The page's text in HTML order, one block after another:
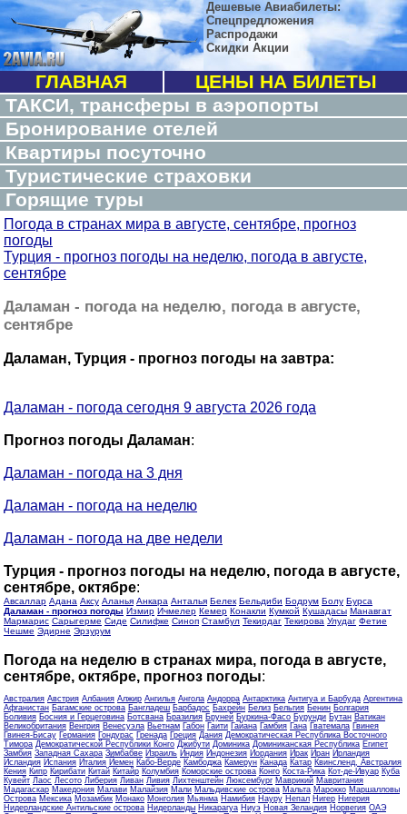
Дешевые Авиабилеты:
Спецпредложения
Распродажи
Скидки Акции
ГЛАВНАЯ
ЦЕНЫ НА БИЛЕТЫ
ТАКСИ, трансферы в аэропорты
Бронирование отелей
Квартиры посуточно
Туристические страховки
Горящие туры
Погода в странах мира в августе, сентябре, прогноз
погоды
Турция - прогноз погоды на неделю, погода в августе,
сентябре
Даламан - погода на неделю, погода в августе,
сентябре
Даламан, Турция - прогноз погоды на завтра:
Даламан - погода сегодня 9 августа 2026 года
Прогноз погоды Даламан:
Даламан - погода на 3 дня
Даламан - погода на неделю
Даламан - погода на две недели
Турция - прогноз погоды на неделю, погода в августе,
сентябре, октябре:
Авсаллар Адана Аксу Аланья Анкара Анталья Белек Бельдиби Бодрум Болу Бурса
Даламан - прогноз погоды Измир Ичмелер Кемер Конакли Кумкой Кушадасы Манавгат
Мармарис Сарыгерме Сиде Силифке Синоп Стамбул Текирдаг Текирова Улудаг Фетие
Чешме Эдирне Эрзурум
Погода на неделю в странах мира, погода в августе,
сентябре, октябре, прогноз погоды:
Австралия Австрия Албания Алжир Ангилья Ангола Андорра Антарктика Антигуа и Барбуда Аргентина
Афганистан Багамские острова Бангладеш Барбадос Бахрейн Белиз Бельгия Бенин Болгария
Боливия Босния и Герцеговина Ботсвана Бразилия Бруней Буркина-Фасо Бурунди Бутан Ватикан
Великобритания Венгрия Венесуэла Вьетнам Габон Гаити Гайана Гамбия Гана Гватемала Гвинея
Гвинея-Бисау Германия Гондурас Гренада Греция Дания Демократическая Республика Восточного
Тимора Демократической Республики Конго Джибути Доминика Доминиканская Республика Египет
Замбия Западная Сахара Зимбабве Израиль Индия Индонезия Иордания Ирак Иран Ирландия
Исландия Испания Италия Йемен Кабо-Верде Камбоджа Камерун Канада Катар Квинсленд, Австралия
Кения Кипр Кирибати Китай Китайр Колумбия Коморские острова Конго Коста-Рика Кот-де-Ивуар Куба
Кувейт Лаос Лесото Либерия Ливан Ливия Лихтенштейн Люксембург Маврикий Мавритания
Мадагаскар Македония Малави Малайзия Мали Мальдивские острова Мальта Марокко Маршалловы
Острова Мексика Мозамбик Монако Монголия Мьянма Намибия Науру Непал Нигер Нигерия
Нидерландские Антильские острова Нидерланды Никарагуа Ниуэ Новая Зеландия Норвегия ОАЭ